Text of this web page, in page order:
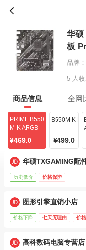
华硕
板
品牌：
5 人
商品信息 全网
PRIME B550
M-K ARGB
¥469.0
B550M K D4
¥499.0
华硕TXGAMING配
历史低价 价格保护
图形引擎直销小店
价格下降 七天无理由 价
高科数码电脑专营店